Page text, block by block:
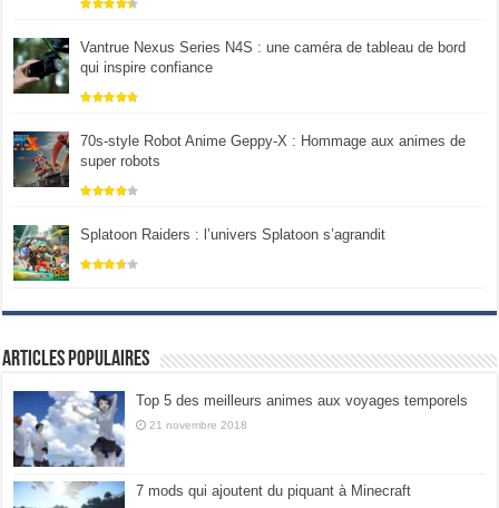
Vantrue Nexus Series N4S : une caméra de tableau de bord
qui inspire confiance
70s-style Robot Anime Geppy-X : Hommage aux animes de
super robots
Splatoon Raiders : l’univers Splatoon s’agrandit
Articles populaires
Top 5 des meilleurs animes aux voyages temporels
21 novembre 2018
7 mods qui ajoutent du piquant à Minecraft